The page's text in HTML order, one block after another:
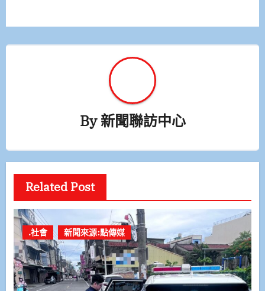
By新聞聯訪中心
Related Post
.社會 新聞來源:點傳媒